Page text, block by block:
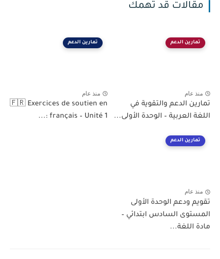
مقالات قد تهمك
تمارين الدعم
منذ عام
تمارين الدعم والتقوية في
اللغة العربية – الوحدة الأولى...
تمارين الدعم
منذ عام
🇫🇷 Exercices de soutien en
français – Unité 1 :...
تمارين الدعم
منذ عام
تقويم ودعم الوحدة الأولى
المستوى السادس ابتدائي –
مادة اللغة...